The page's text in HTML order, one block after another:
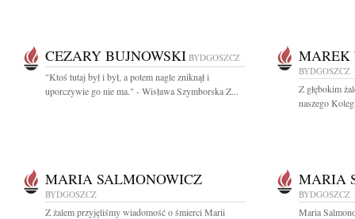
CEZARY BUJNOWSKI BYDGOSZCZ
"Ktoś tutaj był i był, a potem nagle zniknął i
uporczywie go nie ma." - Wisława Szymborska Z...
MAREK
BYDGOSZCZ
Z głębokim
naszego
MARIA SALMONOWICZ
BYDGOSZCZ
Z żalem przyjęliśmy wiadomość o śmierci Marii
MARIA
BYDGOSZCZ
Maria